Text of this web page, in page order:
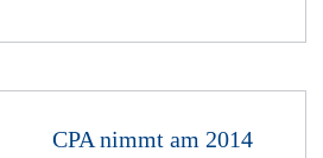
CPA nimmt am 2014